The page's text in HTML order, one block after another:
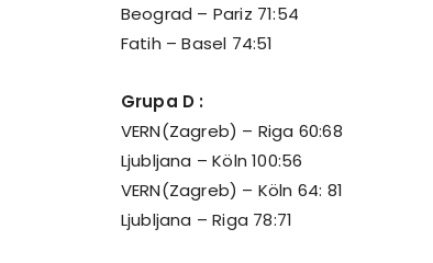
Beograd – Pariz 71:54
Fatih – Basel 74:51
Grupa D :
VERN(Zagreb) – Riga 60:68
Ljubljana – Köln 100:56
VERN(Zagreb) – Köln 64: 81
Ljubljana – Riga 78:71